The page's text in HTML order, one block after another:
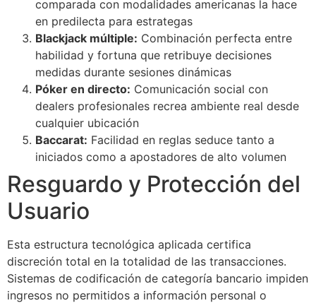
comparada con modalidades americanas la hace
en predilecta para estrategas
Blackjack múltiple: Combinación perfecta entre
habilidad y fortuna que retribuye decisiones
medidas durante sesiones dinámicas
Póker en directo: Comunicación social con
dealers profesionales recrea ambiente real desde
cualquier ubicación
Baccarat: Facilidad en reglas seduce tanto a
iniciados como a apostadores de alto volumen
Resguardo y Protección del
Usuario
Esta estructura tecnológica aplicada certifica
discreción total en la totalidad de las transacciones.
Sistemas de codificación de categoría bancario impiden
ingresos no permitidos a información personal o